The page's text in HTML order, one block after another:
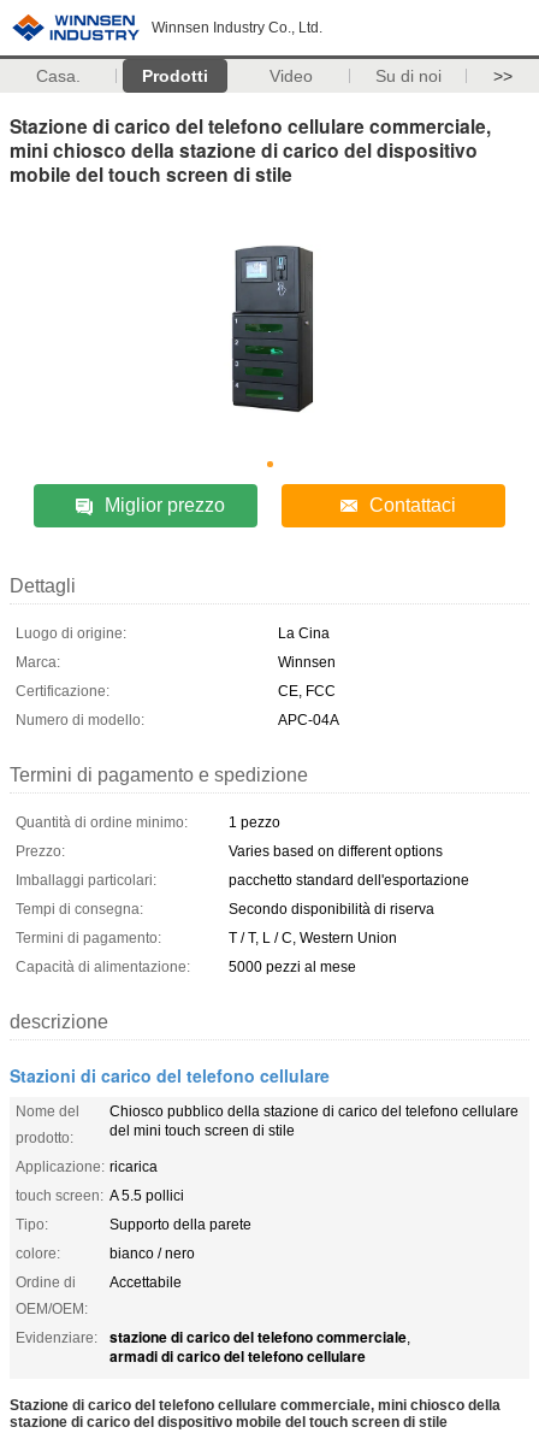
Winnsen Industry Co., Ltd.
Casa. Prodotti Video Su di noi >>
Stazione di carico del telefono cellulare commerciale,
mini chiosco della stazione di carico del dispositivo
mobile del touch screen di stile
Miglior prezzo Contattaci
Dettagli
Luogo di origine:
La Cina
Marca:
Winnsen
Certificazione:
CE, FCC
Numero di modello:
APC-04A
Termini di pagamento e spedizione
Quantità di ordine minimo:
1 pezzo
Prezzo:
Varies based on different options
Imballaggi particolari:
pacchetto standard dell'esportazione
Tempi di consegna:
Secondo disponibilità di riserva
Termini di pagamento:
T / T, L / C, Western Union
Capacità di alimentazione:
5000 pezzi al mese
descrizione
Stazioni di carico del telefono cellulare
Nome del
prodotto:
Chiosco pubblico della stazione di carico del telefono cellulare
del mini touch screen di stile
Applicazione: ricarica
touch screen: A 5.5 pollici
Tipo:
Supporto della parete
colore:
bianco / nero
Ordine di
OEM/OEM:
Accettabile
Evidenziare: stazione di carico del telefono commerciale,
armadi di carico del telefono cellulare
Stazione di carico del telefono cellulare commerciale, mini chiosco della
stazione di carico del dispositivo mobile del touch screen di stile